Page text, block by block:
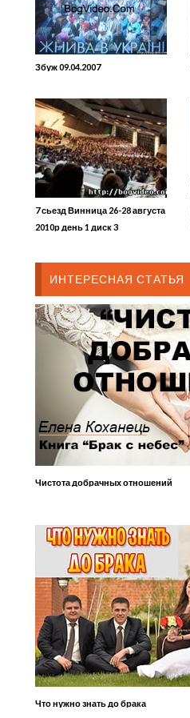
Збуж 09.04.2007
7 сьезд Винница 26-28 августа
2010р день 1 диск 3
ИНТЕРЕСНАЯ СТАТЬЯ
Чистота добрачных отношений
Что нужно знать до брака